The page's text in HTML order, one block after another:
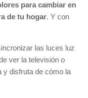
para cambiar en
de tu hogar. Y con
las luces luz
ver la televisión o
y disfruta de cómo la